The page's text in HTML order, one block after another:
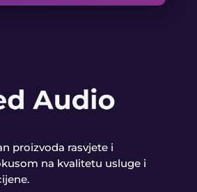
proizvoda rasvjete i
na kvalitetu usluge i